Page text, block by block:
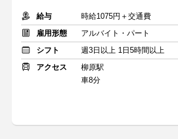
給与
時給1075円＋交通費
雇用形態
アルバイト・パート
シフト
週3日以上 1日5時間以上
アクセス
柳原駅
車8分